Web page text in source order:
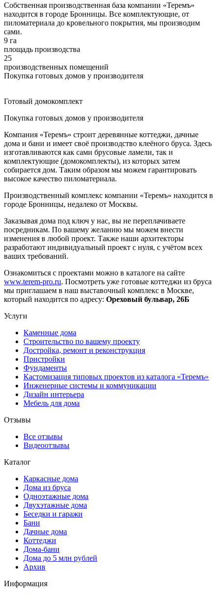
Собственная производственная база компании «Теремъ»
находится в городе Бронницы. Все комплектующие, от
пиломатериала до кровельного покрытия, мы производим
сами.
9 га
площадь производства
25
производственных помещений
Покупка готовых домов у производителя
Готовый домокомплект
Покупка готовых домов у производителя
Компания «Теремъ» строит деревянные коттеджи, дачные
дома и бани и имеет своё производство клеёного бруса. Здесь
изготавливаются как сами брусовые ламели, так и
комплектующие (домокомплекты), из которых затем
собирается дом. Таким образом мы можем гарантировать
высокое качество пиломатериала.
Производственный комплекс компании «Теремъ» находится в
городе Бронницы, недалеко от Москвы.
Заказывая дома под ключ у нас, вы не переплачиваете
посредникам. По вашему желанию мы можем внести
изменения в любой проект. Также наши архитекторы
разработают индивидуальный проект с нуля, с учётом всех
ваших требований.
Ознакомиться с проектами можно в каталоге на сайте
www.terem-pro.ru. Посмотреть уже готовые коттеджи из бруса
мы приглашаем в наш выставочный комплекс в Москве,
который находится по адресу: Ореховый бульвар, 26Б
Услуги
Каменные дома
Строительство по вашему проекту
Достройка, ремонт и реконструкция
Пристройки
Фундаменты
Кастомизация типовых проектов из каталога «Теремъ»
Инженерные системы и коммуникации
Дизайн интерьера
Мебель для дома
Отзывы
Все отзывы
Видеоотзывы
Каталог
Каркасные дома
Дома из бруса
Одноэтажные дома
Двухэтажные дома
Беседки и гаражи
Бани
Дачные дома
Коттеджи
Дома-бани
Дома до 5 млн рублей
Архив
Информация